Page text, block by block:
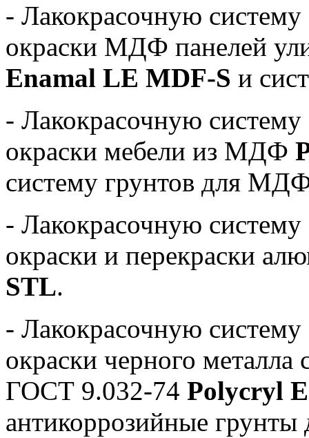
- Лакокрасочную
окраски МДФ панелей
Enamal LE MDF-S и
- Лакокрасочную
окраски мебели из МДФ
систему грунтов для
- Лакокрасочную
окраски и перекраски
STL.
- Лакокрасочную
окраски черного
ГОСТ 9.032-74 Polycryl
антикоррозийные грунты